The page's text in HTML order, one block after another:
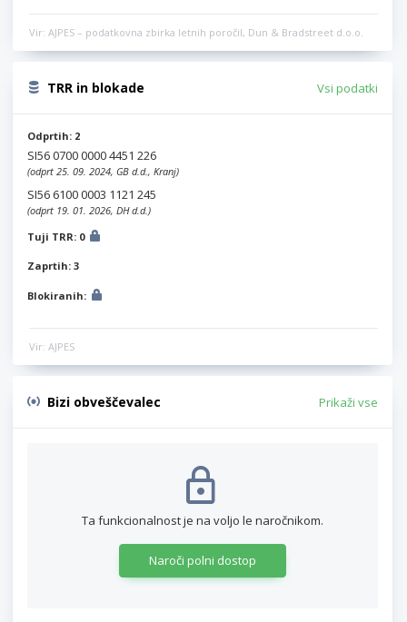
Vir: AJPES – podatkovna zbirka letnih poročil, Dun & Bradstreet d.o.o.
TRR in blokade Vsi podatki
Odprtih: 2
SI56 0700 0000 4451 226
(odprt 25. 09. 2024, GB d.d., Kranj)
SI56 6100 0003 1121 245
(odprt 19. 01. 2026, DH d.d.)
Tuji TRR: 0
Zaprtih: 3
Blokiranih:
Vir: AJPES
Bizi obveščevalec Prikaži vse
Ta funkcionalnost je na voljo le naročnikom.
Naroči polni dostop